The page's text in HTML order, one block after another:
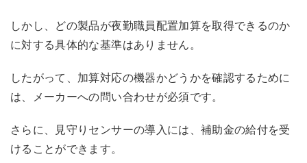
しかし、どの製品が夜勤職員配置加算を取得できるのか
に対する具体的な基準はありません。
したがって、加算対応の機器かどうかを確認するために
は、メーカーへの問い合わせが必須です。
さらに、見守りセンサーの導入には、補助金の給付を受
けることができます。